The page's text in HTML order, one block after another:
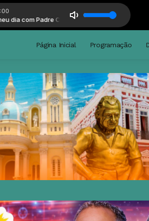
Padre Cristo
Página Inicial Programação